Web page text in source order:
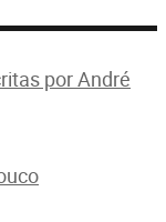
por André